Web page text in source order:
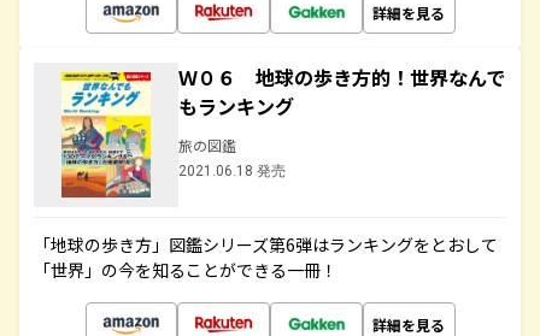
詳細を見る
Ｗ０６ 地球の歩き方的！世界なんで
もランキング
旅の図鑑
2021.06.18 発売
「地球の歩き方」図鑑シリーズ第6弾はランキングをとおして
「世界」の今を知ることができる一冊！
詳細を見る